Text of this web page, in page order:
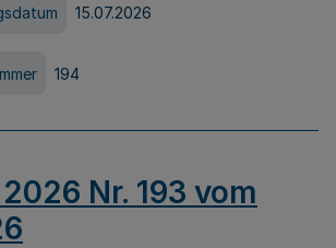
15.07.2026
194
Nr. 193 vom